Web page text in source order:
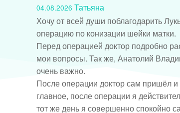
04.08.2026 Татьяна
Хочу от всей души поблагодарить
операцию по конизации шейки матки.
Перед операцией доктор подробно
мои вопросы. Так же, Анатолий
очень важно.
После операции доктор сам пришёл
главное, после операции я
тот же день я совершенно спокойно